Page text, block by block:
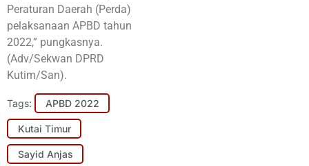
Peraturan Daerah (Perda)
pelaksanaan APBD tahun
2022,” pungkasnya.
(Adv/Sekwan DPRD
Kutim/San).
Tags: APBD 2022
Kutai Timur
Sayid Anjas